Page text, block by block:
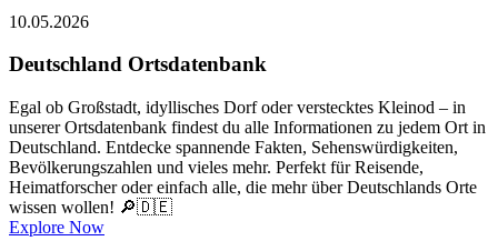
10.05.2026
Deutschland Ortsdatenbank
Egal ob Großstadt, idyllisches Dorf oder verstecktes Kleinod – in
unserer Ortsdatenbank findest du alle Informationen zu jedem Ort in
Deutschland. Entdecke spannende Fakten, Sehenswürdigkeiten,
Bevölkerungszahlen und vieles mehr. Perfekt für Reisende,
Heimatforscher oder einfach alle, die mehr über Deutschlands Orte
wissen wollen! 🔎🇩🇪
Explore Now